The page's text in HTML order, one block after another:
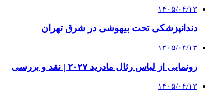
۱۴۰۵/۰۴/۱۳
دندانپزشکی تحت بیهوشی در شرق تهران
۱۴۰۵/۰۴/۱۳
رونمایی از لباس رئال مادرید ۲۰۲۷ | نقد و بررسی
۱۴۰۵/۰۴/۱۳